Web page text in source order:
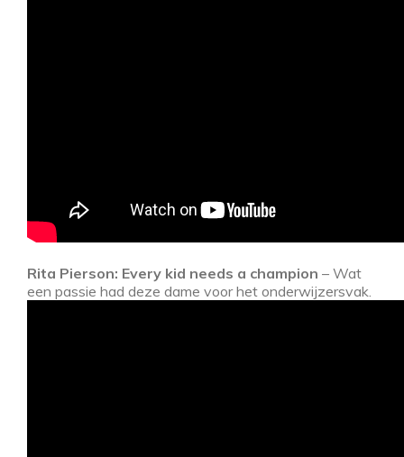
Rita Pierson: Every kid needs a champion – Wat
een passie had deze dame voor het onderwijzersvak.